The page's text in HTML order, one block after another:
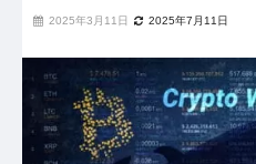
2025年3月11日 2025年7月11日